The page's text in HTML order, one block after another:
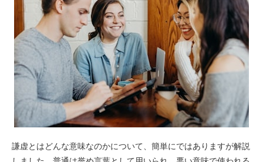
謙虚とはどんな意味なのかについて、簡単にではありますが解説